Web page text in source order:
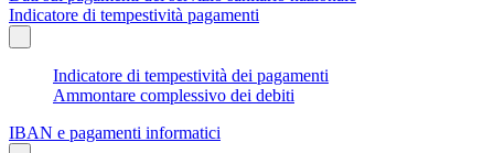
Indicatore di tempestività pagamenti
Indicatore di tempestività dei pagamenti
Ammontare complessivo dei debiti
IBAN e pagamenti informatici